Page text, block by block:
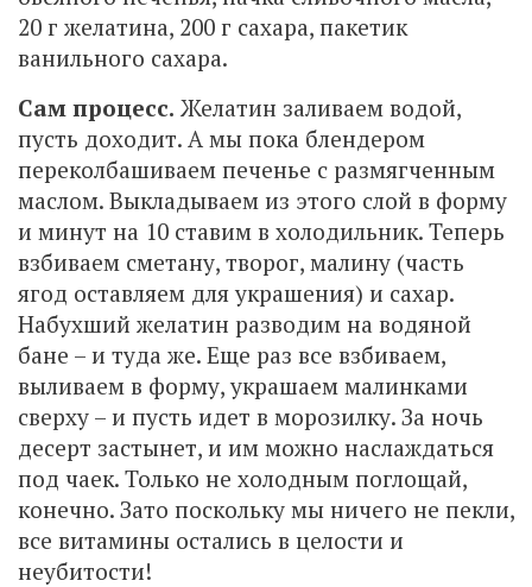
20 г желатина, 200 г сахара, пакетик
ванильного сахара.
Сам процесс. Желатин заливаем водой,
пусть доходит. А мы пока блендером
переколбашиваем печенье с размягченным
маслом. Выкладываем из этого слой в форму
и минут на 10 ставим в холодильник. Теперь
взбиваем сметану, творог, малину (часть
ягод оставляем для украшения) и сахар.
Набухший желатин разводим на водяной
бане – и туда же. Еще раз все взбиваем,
выливаем в форму, украшаем малинками
сверху – и пусть идет в морозилку. За ночь
десерт застынет, и им можно наслаждаться
под чаек. Только не холодным поглощай,
конечно. Зато поскольку мы ничего не пекли,
все витамины остались в целости и
неубитости!